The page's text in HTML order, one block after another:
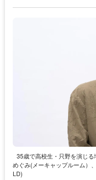
35歳で高校生・只野を演じる
めぐみ(メーキャップルーム）
LD)